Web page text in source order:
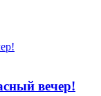
вечер!